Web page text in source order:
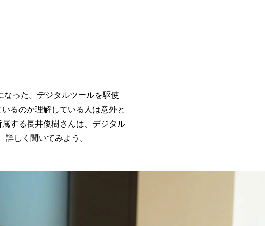
なった。デジタルツールを駆使
るのか理解している人は意外と
する長井俊樹さんは、デジタル
しく聞いてみよう。